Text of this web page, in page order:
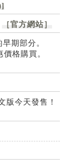
［官方網站］
期部分。
格購買。
版今天發售！